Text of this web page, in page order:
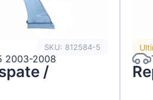
SKU: 812584-5
2003-2008
/